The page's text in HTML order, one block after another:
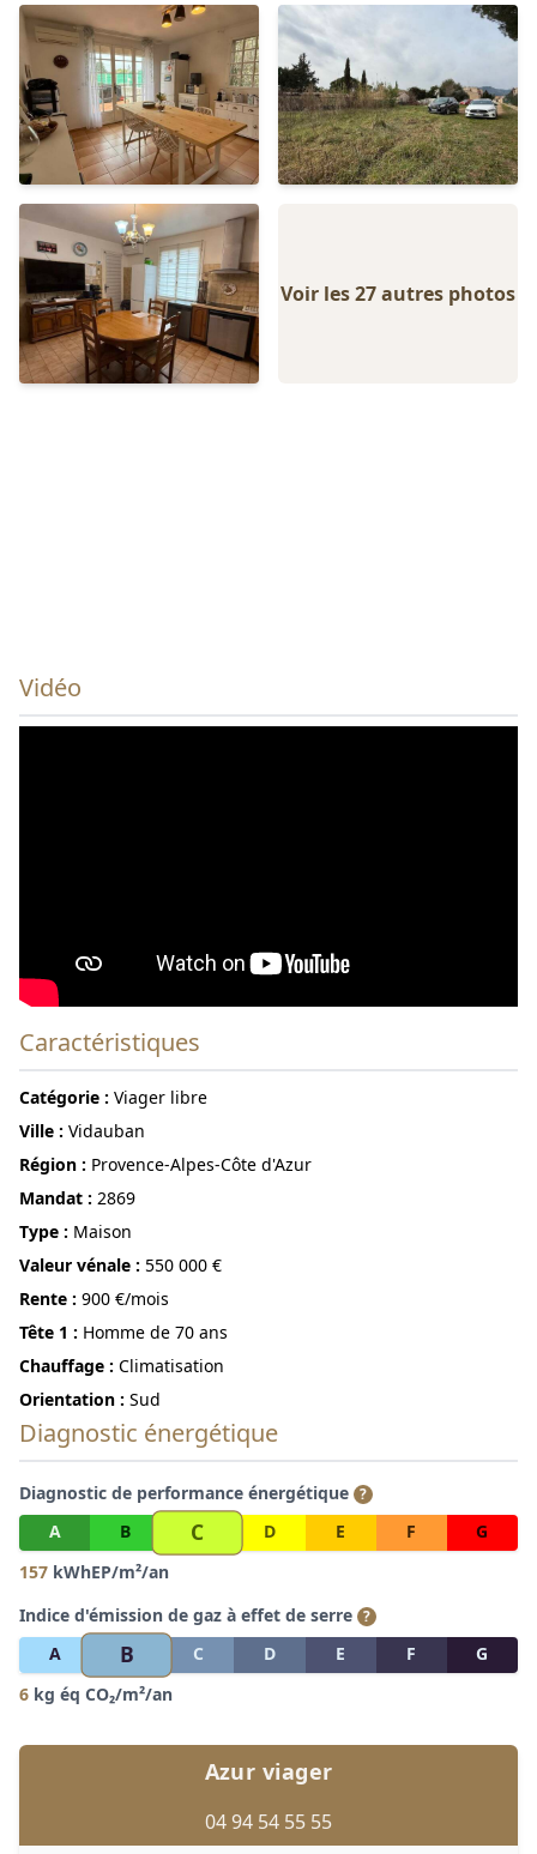
Voir les 27 autres photos
Vidéo
Caractéristiques
Catégorie : Viager libre
ville : Vidauban
région : Provence-Alpes-Côte d'Azur
Mandat : 2869
Type : Maison
Valeur vénale : 550 000 €
Rente : 900 €/mois
Tête 1 : Homme de 70 ans
Chauffage : Climatisation
Orientation : Sud
Diagnostic énergétique
Diagnostic de performance énergétique ?
A B C D E F
G
157 kWhEP/m²/an
Indice d'émission de gaz à effet de serre ?
A B C D E F
G
6 kg éq CO₂/m²/an
Azur viager
04 94 54 55 55